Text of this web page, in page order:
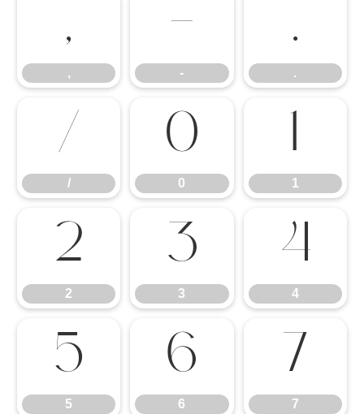
,
,
-
-
.
.
/
/
0
0
1
1
2
2
3
3
4
4
5
5
6
6
7
7